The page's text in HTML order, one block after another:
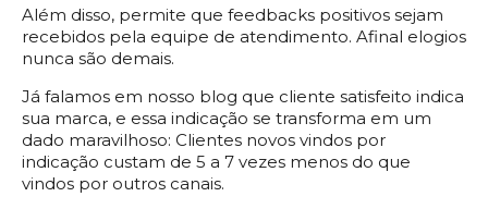
Além disso, permite que feedbacks positivos sejam
recebidos pela equipe de atendimento. Afinal elogios
nunca são demais.
Já falamos em nosso blog que cliente satisfeito indica
sua marca, e essa indicação se transforma em um
dado maravilhoso: Clientes novos vindos por
indicação custam de 5 a 7 vezes menos do que
vindos por outros canais.